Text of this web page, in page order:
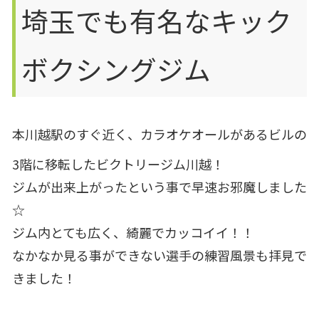
埼玉でも有名なキック
ボクシングジム
本川越駅のすぐ近く、カラオケオールがあるビルの
3階に移転したビクトリージム川越！
ジムが出来上がったという事で早速お邪魔しました
☆
ジム内とても広く、綺麗でカッコイイ！！
なかなか見る事ができない選手の練習風景も拝見で
きました！